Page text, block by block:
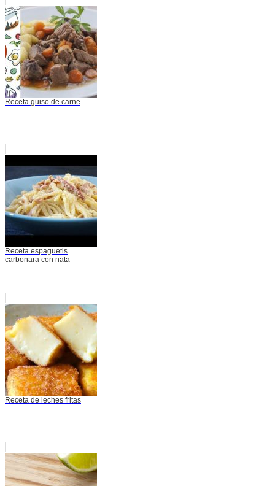
Receta guiso de carne
Receta espaguetis
carbonara con nata
Receta de leches fritas